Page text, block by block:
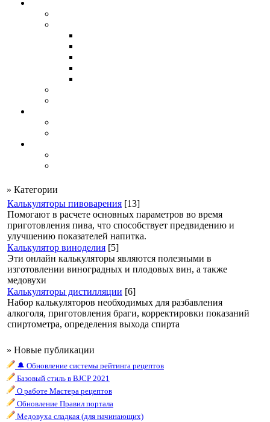
» Категории
Калькуляторы пивоварения [13]
Помогают в расчете основных параметров во время
приготовления пива, что способствует предвидению и
улучшению показателей напитка.
Калькулятор виноделия [5]
Эти онлайн калькуляторы являются полезными в
изготовлении виноградных и плодовых вин, а также
медовухи
Калькуляторы дистилляции [6]
Набор калькуляторов необходимых для разбавления
алкоголя, приготовления браги, корректировки показаний
спиртометра, определения выхода спирта
» Новые публикации
🔔 Обновление системы рейтинга рецептов
Базовый стиль в BJCP 2021
О работе Мастера рецептов
Обновление Правил портала
Медовуха сладкая (для начинающих)